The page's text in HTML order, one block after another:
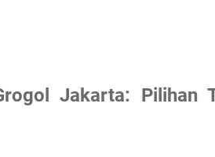
Jakarta: Pilihan